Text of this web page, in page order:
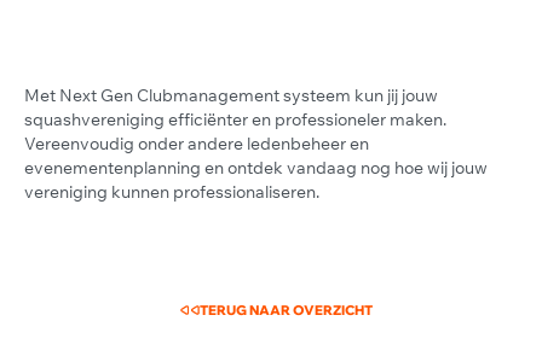
Met Next Gen Clubmanagement systeem kun jij jouw
squashvereniging efficiënter en professioneler maken.
Vereenvoudig onder andere ledenbeheer en
evenementenplanning en ontdek vandaag nog hoe wij jouw
vereniging kunnen professionaliseren.
TERUG NAAR OVERZICHT